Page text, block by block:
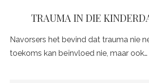
TRAUMA IN DIE
Navorsers het bevind dat trauma nie
toekoms kan beïnvloed nie, maar ook…